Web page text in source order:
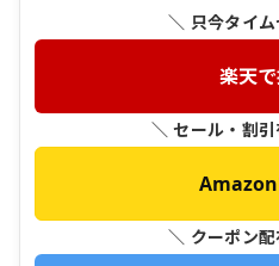
＼ 只今タイ
楽天
＼ セール・割
Amazon
＼ クーポン